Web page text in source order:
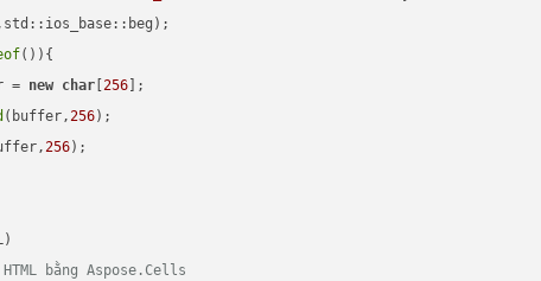
()){
= new char [256 ];
(buffer,256);
256);
bằng Aspose.Cells